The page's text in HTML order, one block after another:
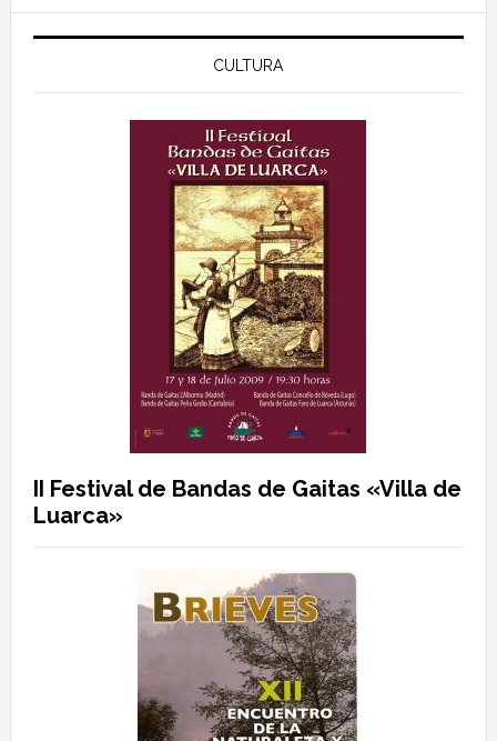
CULTURA
II Festival de Bandas de Gaitas «Villa de
Luarca»